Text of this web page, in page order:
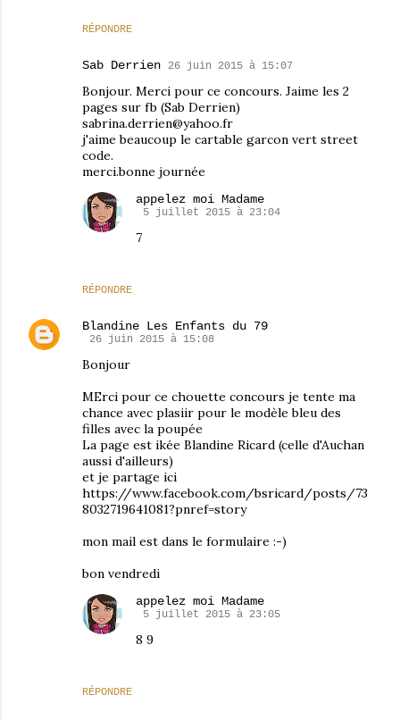
RÉPONDRE
Sab Derrien 26 juin 2015 à 15:07
Bonjour. Merci pour ce concours. Jaime les 2
pages sur fb (Sab Derrien)
sabrina.derrien@yahoo.fr
j'aime beaucoup le cartable garcon vert street
code.
merci.bonne journée
RÉPONDRE
appelez moi Madame
5 juillet 2015 à 23:04
7
Blandine Les Enfants du 79
26 juin 2015 à 15:08
Bonjour
MErci pour ce chouette concours je tente ma
chance avec plasiir pour le modèle bleu des
filles avec la poupée
La page est ikée Blandine Ricard (celle d'Auchan
aussi d'ailleurs)
et je partage ici
https://www.facebook.com/bsricard/posts/73
8032719641081?pnref=story
mon mail est dans le formulaire :-)
bon vendredi
RÉPONDRE
appelez moi Madame
5 juillet 2015 à 23:05
8 9